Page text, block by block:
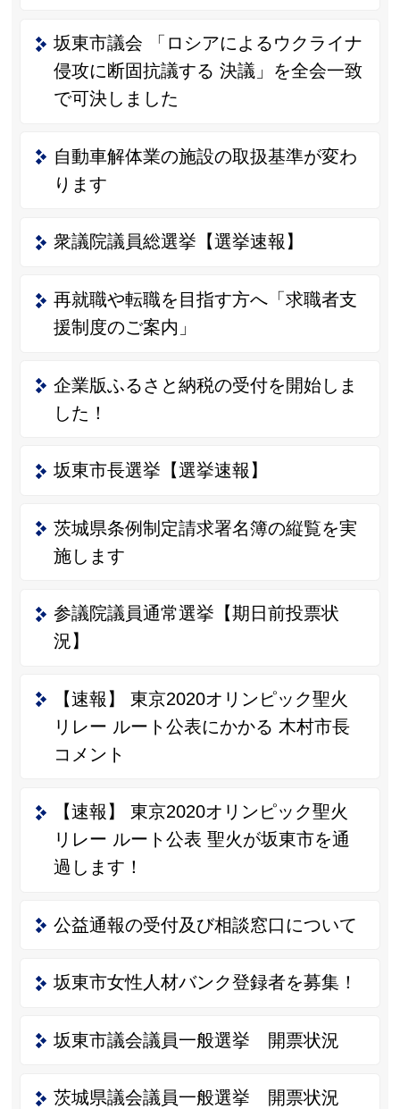
坂東市議会 「ロシアによるウクライナ
侵攻に断固抗議する 決議」を全会一致
で可決しました
自動車解体業の施設の取扱基準が変わ
ります
衆議院議員総選挙【選挙速報】
再就職や転職を目指す方へ「求職者支
援制度のご案内」
企業版ふるさと納税の受付を開始しま
した！
坂東市長選挙【選挙速報】
茨城県条例制定請求署名簿の縦覧を実
施します
参議院議員通常選挙【期日前投票状
況】
【速報】 東京2020オリンピック聖火
リレー ルート公表にかかる 木村市長
コメント
【速報】 東京2020オリンピック聖火
リレー ルート公表 聖火が坂東市を通
過します！
公益通報の受付及び相談窓口について
坂東市女性人材バンク登録者を募集！
坂東市議会議員一般選挙 開票状況
茨城県議会議員一般選挙 開票状況